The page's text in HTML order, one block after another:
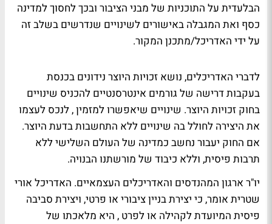
הבלעדית על התוכניות של מבני הציבור ובכך לחסוך למדינה
כסף ואת המגבלה באישורים לשינויים שנדרשים בשלב זה
על ידי האדריכל/מתכנן המקור.
לדברי האדריכלים, נושא זכויות היוצר נידונים בכנסת
בעקבות דרישה של גורמים אינטרסנטיים להכניס שינויים
בחוק זכויות היוצר. שינויים שיאפשרו למזמין , לנכס לעצמו
את היצירה לחולל בה שינויים ללא התחשבות בדעת היוצר.
אם החוק יעבור נחשב כמדינה של העולם השלישי ללא
תרבות פיסית, וללא כיבוד של מורשתנו הבנויה.
יו"ר ארגון המהנדסים והאדריכלים העצמאיים. האדריכל אורי
שטרית אומר, כי יצירת בניין ציבורי או פרטי, ויצירת סביבה
פיסית המיועדת לקהילה או לפרט , היא מלאכתו של